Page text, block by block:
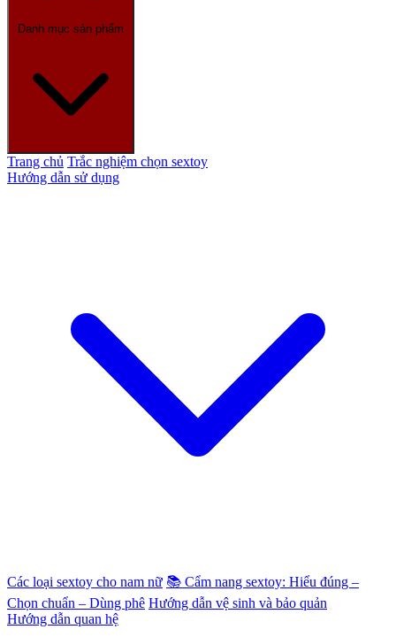
Danh mục sản phẩm
Trang chủ Trắc nghiệm chọn sextoy
Hướng dẫn sử dụng
Các loại sextoy cho nam nữ 📚 Cẩm nang sextoy: Hiểu đúng –
Chọn chuẩn – Dùng phê Hướng dẫn vệ sinh và bảo quản
Hướng dẫn quan hệ